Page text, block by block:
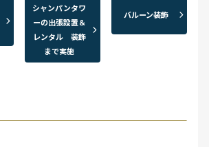
シャンパンタワ
ーの出張設置＆
レンタル 装飾
まで実施
バルーン装飾